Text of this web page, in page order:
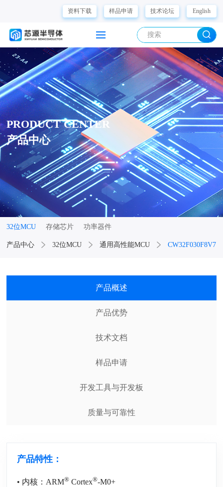
资料下载 样品申请 技术论坛 English
PRODUCT CENTER
产品中心
产品中心 32位MCU 通用高性能MCU CW32F030F8V7
32位MCU 存储芯片 功率器件
产品概述
产品优势
技术文档
样品申请
开发工具与开发板
质量与可靠性
产品特性：
• 内核：ARM® Cortex®-M0+